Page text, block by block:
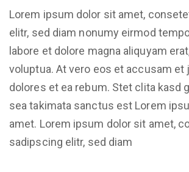
Lorem ipsum dolor sit amet,
elitr, sed diam nonumy eirmod
labore et dolore magna aliquyam
voluptua. At vero eos et accusam et
dolores et ea rebum. Stet clita kasd
sea takimata sanctus est Lorem
amet. Lorem ipsum dolor sit amet,
sadipscing elitr, sed diam